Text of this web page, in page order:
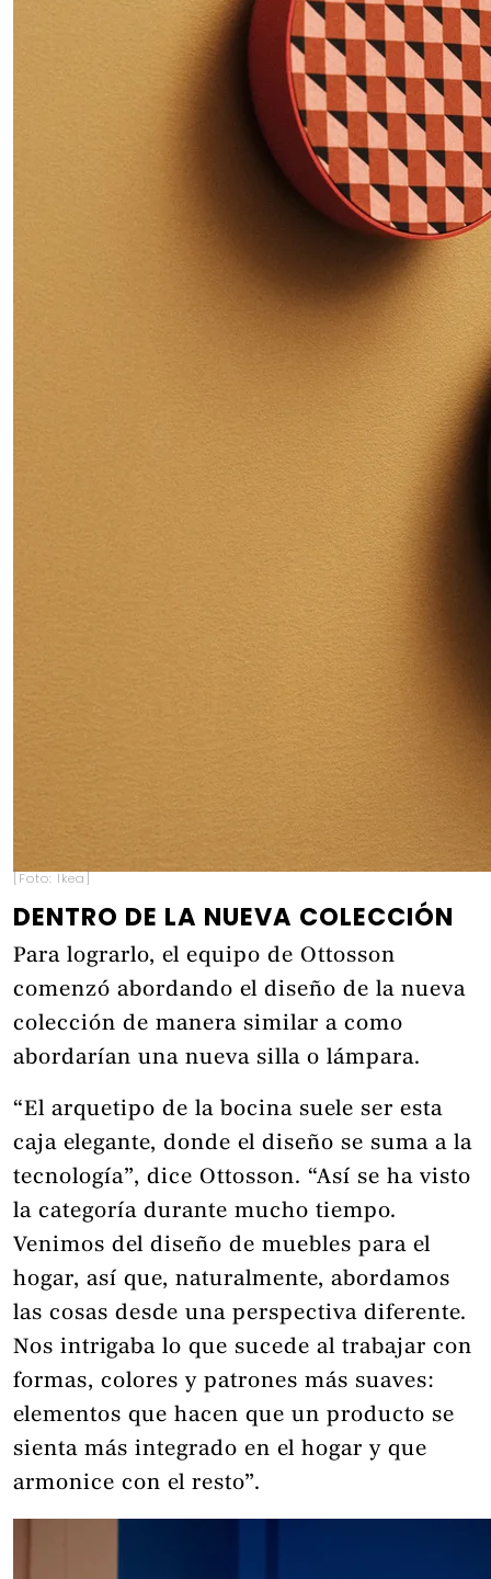
[Foto: Ikea]
DENTRO DE LA NUEVA COLECCIÓN
Para lograrlo, el equipo de Ottosson
comenzó abordando el diseño de la nueva
colección de manera similar a como
abordarían una nueva silla o lámpara.
“El arquetipo de la bocina suele ser esta
caja elegante, donde el diseño se suma a la
tecnología”, dice Ottosson. “Así se ha visto
la categoría durante mucho tiempo.
Venimos del diseño de muebles para el
hogar, así que, naturalmente, abordamos
las cosas desde una perspectiva diferente.
Nos intrigaba lo que sucede al trabajar con
formas, colores y patrones más suaves:
elementos que hacen que un producto se
sienta más integrado en el hogar y que
armonice con el resto”.